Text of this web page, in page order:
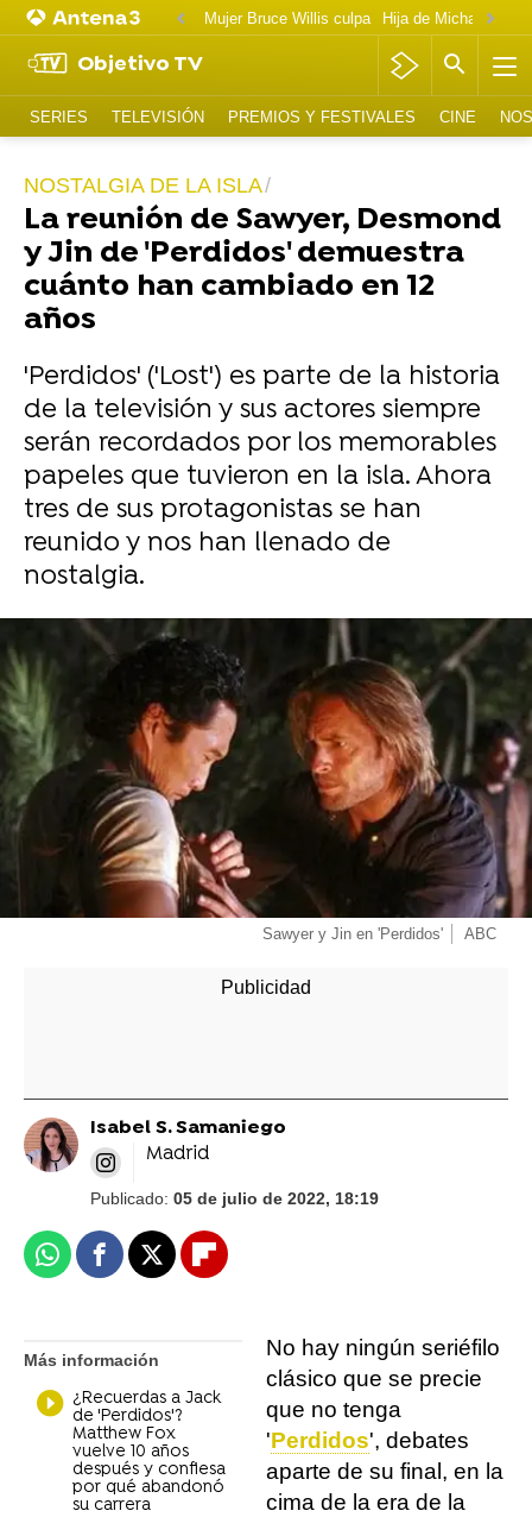
Mujer Bruce Willis culpa
Objetivo TV
SERIES TELEVISIÓN PREMIOS Y FESTIVALES CINE
NOSTALGIA DE LA ISLA
La reunión de Sawyer, Desmond
y Jin de 'Perdidos' demuestra
cuánto han cambiado en 12
años
'Perdidos' ('Lost') es parte de la historia
de la televisión y sus actores siempre
serán recordados por los memorables
papeles que tuvieron en la isla. Ahora
tres de sus protagonistas se han
reunido y nos han llenado de
nostalgia.
Sawyer y Jin en 'Perdidos' ABC
Isabel S. Samaniego
Madrid
Publicado: 05 de julio de 2022, 18:19
WhatsappFacebook
X Flipboard
Más información
¿Recuerdas a Jack
de 'Perdidos'?
Matthew Fox
vuelve 10 años
después y confiesa
por qué abandonó
su carrera
No hay ningún seriéfilo
clásico que se precie
que no tenga
'Perdidos', debates
aparte de su final, en la
cima de la era de la